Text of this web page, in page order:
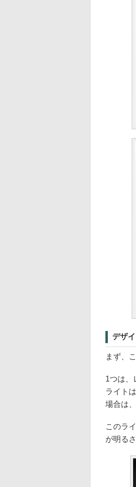
デザ
まず、
1つは、
ライト
場合は
このラ
が明る